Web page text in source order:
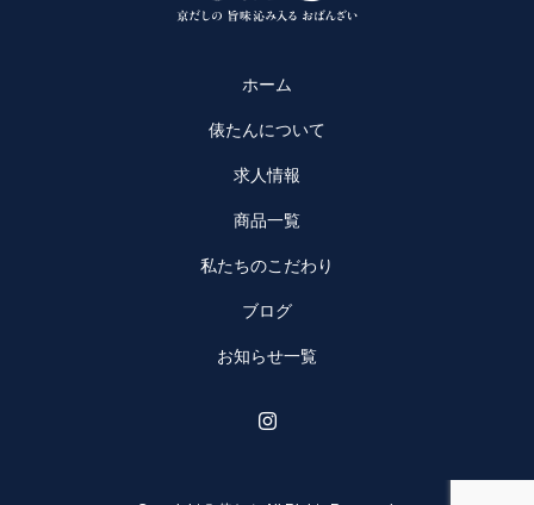
ホーム
俵たんについて
求人情報
商品一覧
私たちのこだわり
ブログ
お知らせ一覧